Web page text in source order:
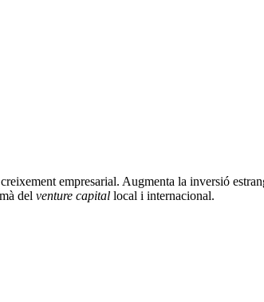
empresarial. Augmenta la inversió
del venture capital local i internacional.